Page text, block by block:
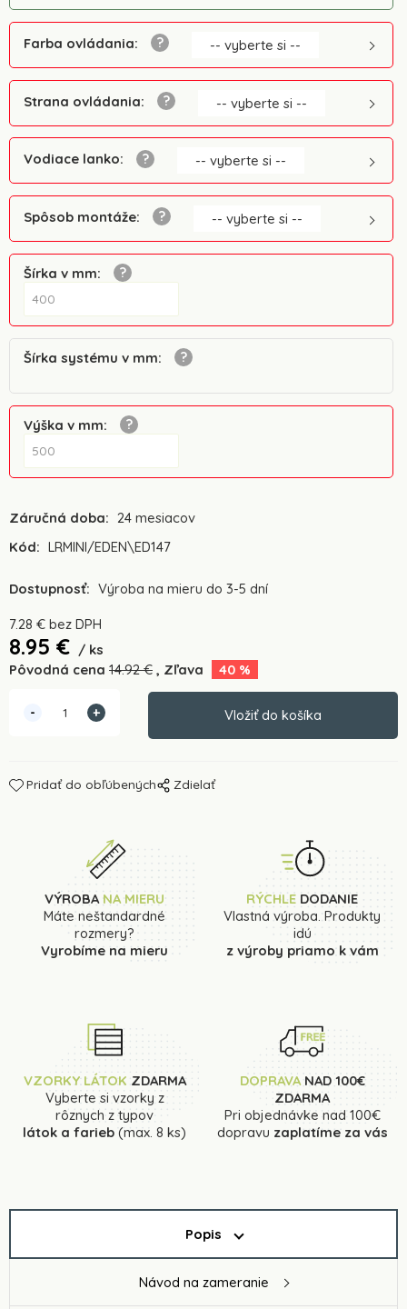
Farba ovládania: -- vyberte si --
Strana ovládania: -- vyberte si --
Vodiace lanko: -- vyberte si --
Spôsob montáže: -- vyberte si --
Šírka v mm:
Šírka systému v mm:
Výška v mm:
Záručná doba: 24 mesiacov
Kód: LRMINI/EDEN\ED147
Dostupnosť: Výroba na mieru do 3-5 dní
7.28 € bez DPH
8.95 €
ks
Pôvodná cena 14.92€ Zľava 40 %
Pridať do obľúbených Zdielať
VÝROBANA MIERU
Máte neštandardné
rozmery?
Vyrobíme na mieru
RÝCHLE DODANIE
Vlastná výroba. Produkty
idú
z výroby priamo k vám
VZORKY LÁTOK ZDARMA
Vyberte si vzorky z
rôznych z typov
látok a farieb (max. 8 ks)
DOPRAVANAD 100€
ZDARMA
Pri objednávke nad 100€
dopravu zaplatíme za vás
Popis
Návod na zameranie